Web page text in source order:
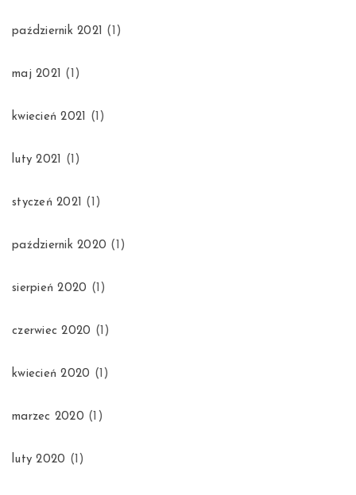
październik 2021 (1)
maj 2021 (1)
kwiecień 2021 (1)
luty 2021 (1)
styczeń 2021 (1)
październik 2020 (1)
sierpień 2020 (1)
czerwiec 2020 (1)
kwiecień 2020 (1)
marzec 2020 (1)
luty 2020 (1)